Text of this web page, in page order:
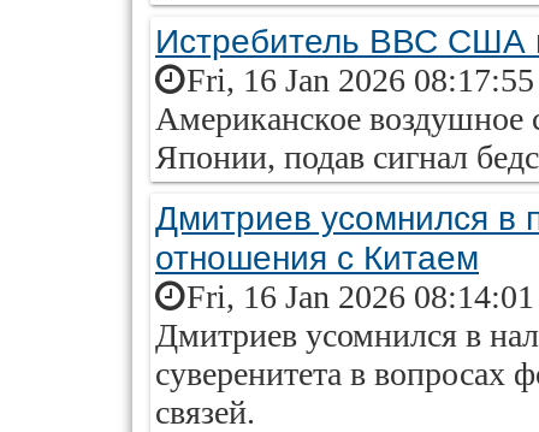
Истребитель ВВС США
Fri, 16 Jan 2026
Американское воздушное
Японии, подав сигнал
Дмитриев усомнился в
отношения с Китаем
Fri, 16 Jan 2026
Дмитриев усомнился в
суверенитета в
связей.